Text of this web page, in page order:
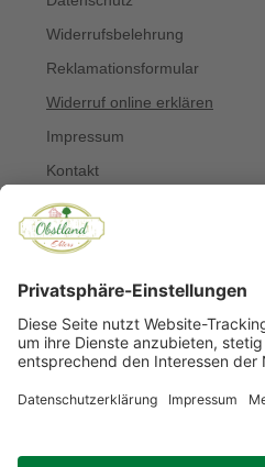
Widerrufsbelehrung
Reklamationsformular
Widerruf online erklären
Impressum
Kontakt
Über uns
Allergiker
© Copyright 2022 Obstland Ehlers